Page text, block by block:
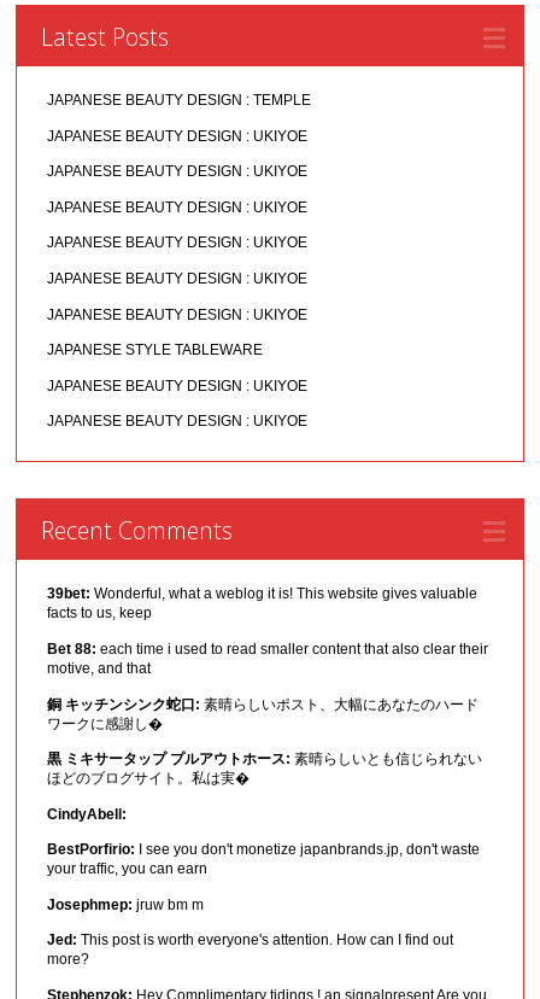
Latest Posts
JAPANESE BEAUTY DESIGN : TEMPLE
JAPANESE BEAUTY DESIGN : UKIYOE
JAPANESE BEAUTY DESIGN : UKIYOE
JAPANESE BEAUTY DESIGN : UKIYOE
JAPANESE BEAUTY DESIGN : UKIYOE
JAPANESE BEAUTY DESIGN : UKIYOE
JAPANESE BEAUTY DESIGN : UKIYOE
JAPANESE STYLE TABLEWARE
JAPANESE BEAUTY DESIGN : UKIYOE
JAPANESE BEAUTY DESIGN : UKIYOE
Recent Comments
39bet: Wonderful, what a weblog it is! This website gives valuable
facts to us, keep
Bet 88: each time i used to read smaller content that also clear their
motive, and that
銅 キッチンシンク蛇口: 素晴らしいポスト、大幅にあなたのハード
ワークに感謝し�
黒 ミキサータップ プルアウトホース: 素晴らしいとも信じられない
ほどのブログサイト。私は実�
CindyAbell:
BestPorfirio:
I see you don't monetize japanbrands.jp, don't waste
your traffic, you can earn
Josephmep: jruw bm m
Jed: This post is worth everyone's attention. How can I find out
more?
Stephenzok: Hey Complimentary tidings ! an signalpresent Are you